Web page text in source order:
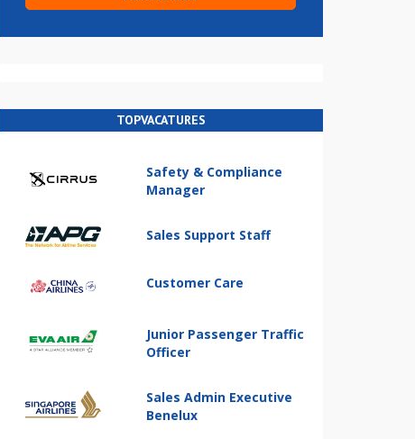
TOPVACATURES
Safety & Compliance
Manager
Sales Support Staff
Customer Care
Junior Passenger Traffic
Officer
Sales Admin Executive
Benelux